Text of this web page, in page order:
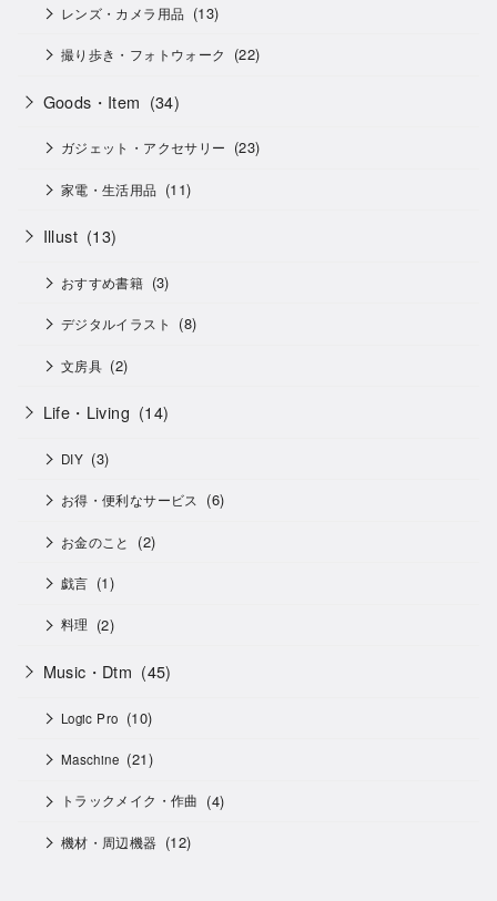
レンズ・カメラ用品 (13)
撮り歩き・フォトウォーク (22)
Goods・Item (34)
ガジェット・アクセサリー (23)
家電・生活用品 (11)
Illust (13)
おすすめ書籍 (3)
デジタルイラスト (8)
文房具 (2)
Life・Living (14)
DIY (3)
お得・便利なサービス (6)
お金のこと (2)
戯言 (1)
料理 (2)
Music・Dtm (45)
Logic Pro (10)
Maschine (21)
トラックメイク・作曲 (4)
機材・周辺機器 (12)